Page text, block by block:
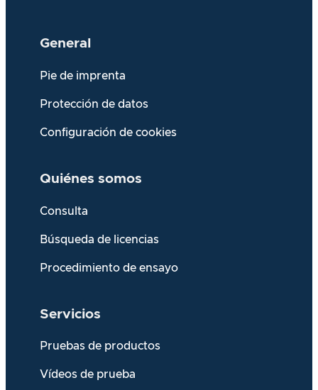
General
Pie de imprenta
Protección de datos
Configuración de cookies
Quiénes somos
Consulta
Búsqueda de licencias
Procedimiento de ensayo
Servicios
Pruebas de productos
Vídeos de prueba